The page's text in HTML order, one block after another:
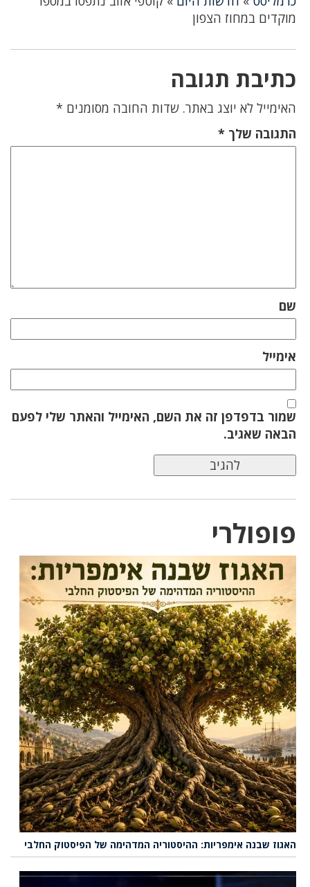
מוקדים במחוז הצפון
כתיבת תגובה
האימייל לא יוצג באתר. שדות החובה מסומנים *
התגובה שלך *
שם
אימייל
שמור בדפדפן זה את השם, האימייל והאתר שלי לפעם
הבאה שאגיב.
פופולרי
האגוז שבנה אימפריות: ההיסטוריה המדהימה של הפיסטוק החלבי